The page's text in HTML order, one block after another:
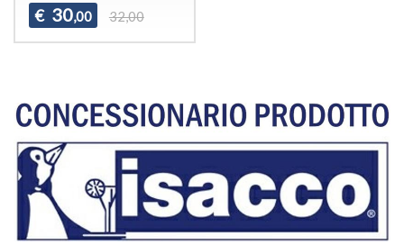
€ 30,00 32,00